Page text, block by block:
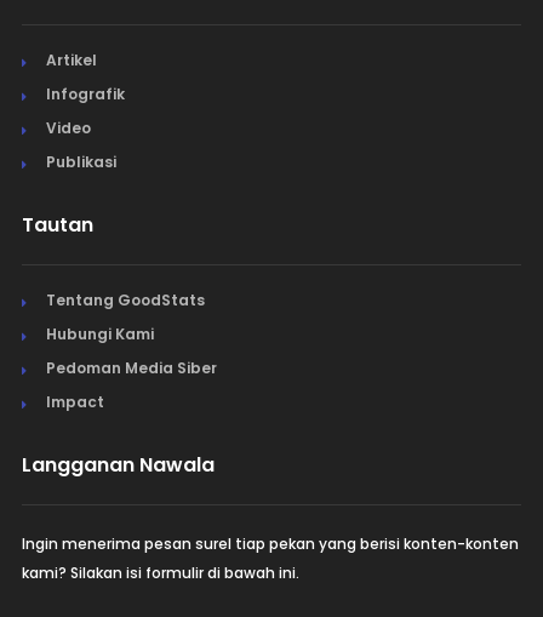
Artikel
Infografik
Video
Publikasi
Tautan
Tentang GoodStats
Hubungi Kami
Pedoman Media Siber
Impact
Langganan Nawala
Ingin menerima pesan surel tiap pekan yang berisi konten-konten
kami? Silakan isi formulir di bawah ini.